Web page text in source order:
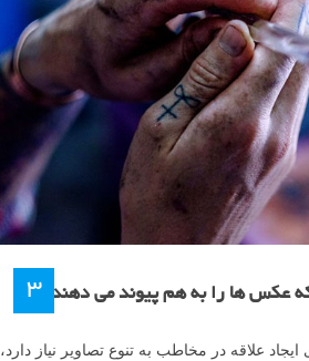
۳ که عکس ها را به هم پیوند می دهند
علاقه در مخاطب به تنوع تصاویر نیاز دارد،